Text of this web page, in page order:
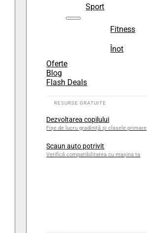
Sport
Fitness
Înot
Oferte
Blog
Flash Deals
Dezvoltarea copilului
Fișe de lucru gradiniță și clasele primare
Scaun auto potrivit
Verifică compatibilitatea cu mașina ta